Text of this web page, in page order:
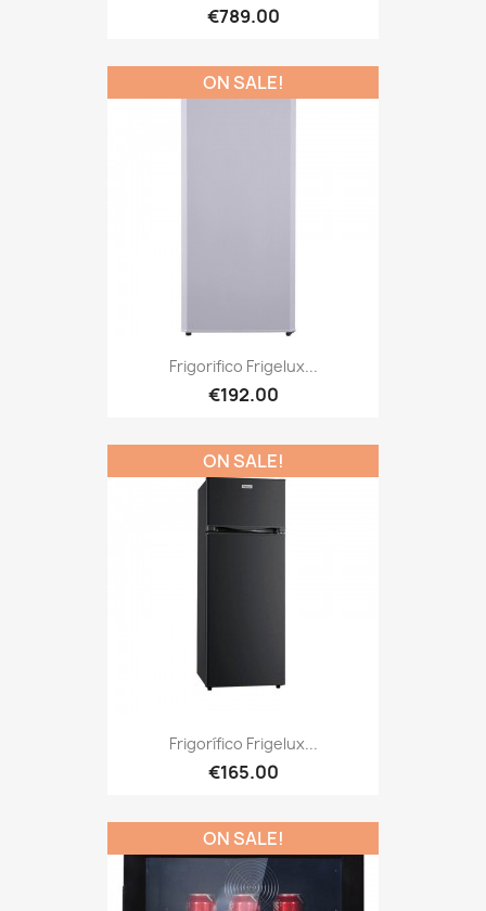
€789.00
Frigorifico Frigelux...
€192.00
ON SALE!
Frigorífico Frigelux...
€165.00
ON SALE!
ON SALE!